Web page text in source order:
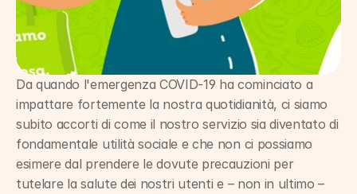
Da quando l'emergenza COVID-19 ha cominciato a
impattare fortemente la nostra quotidianità, ci siamo
subito accorti di come il nostro servizio sia diventato di
fondamentale utilità sociale e che non ci possiamo
esimere dal prendere le dovute precauzioni per
tutelare la salute dei nostri utenti e – non in ultimo –